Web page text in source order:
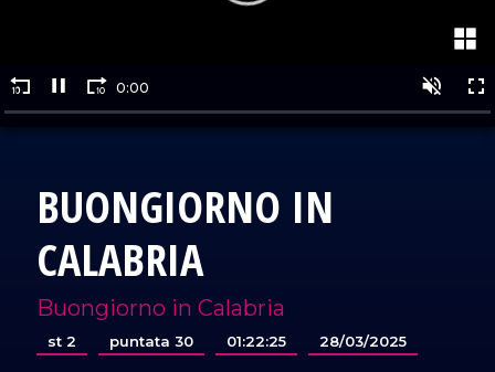
BUONGIORNO IN
CALABRIA
Buongiorno in Calabria
st 2 puntata 30 01:22:25 28/03/2025